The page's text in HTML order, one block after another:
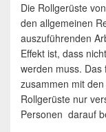
Die Rollgerüste
den allgemeinen
auszuführenden
Effekt ist, dass
werden muss. Das
zusammen mit
Rollgerüste nur
Personen darauf